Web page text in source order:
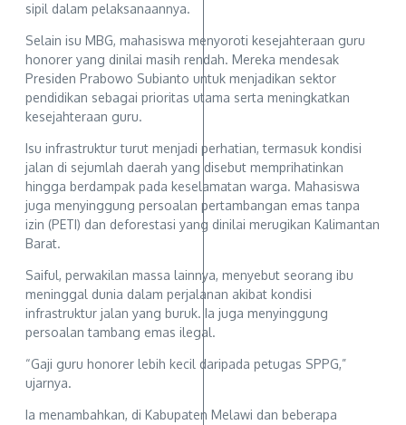
sipil dalam pelaksanaannya.
Selain isu MBG, mahasiswa menyoroti kesejahteraan guru
honorer yang dinilai masih rendah. Mereka mendesak
Presiden Prabowo Subianto untuk menjadikan sektor
pendidikan sebagai prioritas utama serta meningkatkan
kesejahteraan guru.
Isu infrastruktur turut menjadi perhatian, termasuk kondisi
jalan di sejumlah daerah yang disebut memprihatinkan
hingga berdampak pada keselamatan warga. Mahasiswa
juga menyinggung persoalan pertambangan emas tanpa
izin (PETI) dan deforestasi yang dinilai merugikan Kalimantan
Barat.
Saiful, perwakilan massa lainnya, menyebut seorang ibu
meninggal dunia dalam perjalanan akibat kondisi
infrastruktur jalan yang buruk. Ia juga menyinggung
persoalan tambang emas ilegal.
“Gaji guru honorer lebih kecil daripada petugas SPPG,”
ujarnya.
Ia menambahkan, di Kabupaten Melawi dan beberapa